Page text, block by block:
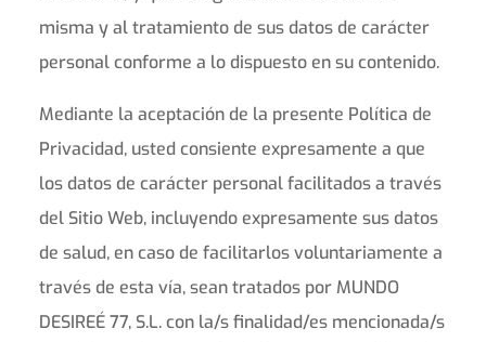
misma y al tratamiento de sus datos de carácter
personal conforme a lo dispuesto en su contenido.
Mediante la aceptación de la presente Política de
Privacidad, usted consiente expresamente a que
los datos de carácter personal facilitados a través
del Sitio Web, incluyendo expresamente sus datos
de salud, en caso de facilitarlos voluntariamente a
través de esta vía, sean tratados por MUNDO
DESIREÉ 77, S.L. con la/s finalidad/es mencionada/s